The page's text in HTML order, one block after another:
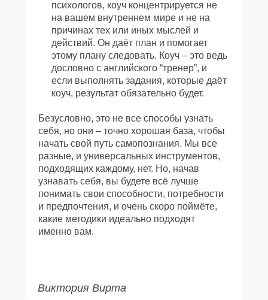
психологов, коуч концентрируется не
на вашем внутреннем мире и не на
причинах тех или иных мыслей и
действий. Он даёт план и помогает
этому плану следовать. Коуч – это ведь
дословно с английского “тренер”, и
если выполнять задания, которые даёт
коуч, результат обязательно будет.
Безусловно, это не все способы узнать
себя, но они – точно хорошая база, чтобы
начать свой путь самопознания. Мы все
разные, и универсальных инструментов,
подходящих каждому, нет. Но, начав
узнавать себя, вы будете всё лучше
понимать свои способности, потребности
и предпочтения, и очень скоро поймёте,
какие методики идеально подходят
именно вам.
Виктория Вирта